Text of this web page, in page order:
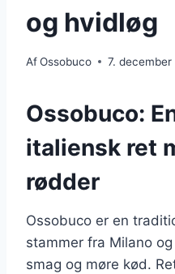
og hvidløg
AfOssobuco 7.
Ossobuco:
italiensk ret
rødder
Ossobuco er en
stammer fra Milano
smag og møre kød.